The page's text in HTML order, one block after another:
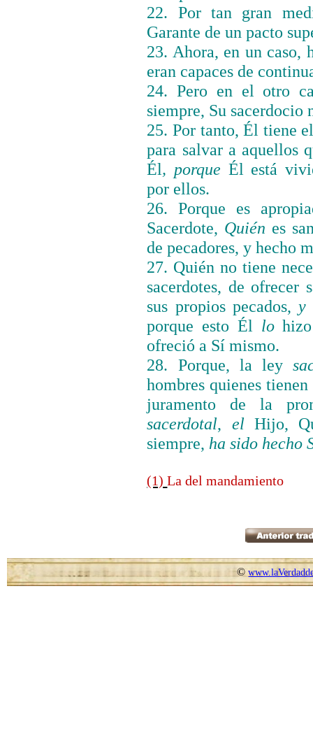
22. Por tan gran
Garante de un pacto
23. Ahora, en un caso,
eran capaces de
24. Pero en el otro
siempre, Su sacerdocio
25. Por tanto, Él tiene
para salvar a aquellos
Él, porque Él está
por ellos.
26. Porque es
Sacerdote, Quién es
de pecadores, y hecho
27. Quién no tiene
sacerdotes, de
sus propios pecados, y
porque esto Él lohizo
ofreció a Sí mismo.
28. Porque, la ley
hombres quienes
juramento de la
sacerdotal, el Hijo,
siempre, ha sido hecho
(1)La del mandamiento
©